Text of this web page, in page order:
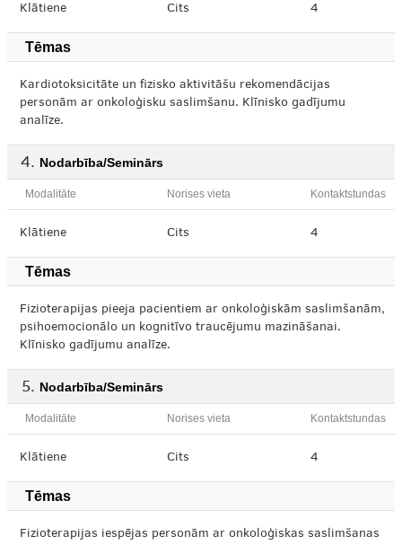
Klātiene Cits 4
Tēmas
Kardiotoksicitāte un fizisko aktivitāšu rekomendācijas
personām ar onkoloģisku saslimšanu. Klīnisko gadījumu
analīze.
Nodarbība/Seminārs
Modalitāte Norises vieta Kontaktstundas
Klātiene Cits 4
Tēmas
Fizioterapijas pieeja pacientiem ar onkoloģiskām saslimšanām,
psihoemocionālo un kognitīvo traucējumu mazināšanai.
Klīnisko gadījumu analīze.
Nodarbība/Seminārs
Modalitāte Norises vieta Kontaktstundas
Klātiene Cits 4
Tēmas
Fizioterapijas iespējas personām ar onkoloģiskas saslimšanas